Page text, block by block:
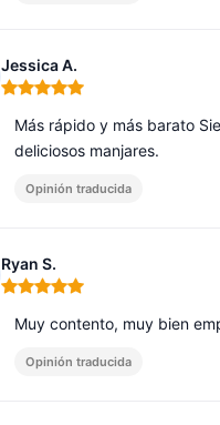
Jessica A.
Nota: 5 de 5
Más rápido y más barato
deliciosos manjares.
Opinión traducida
Ryan S.
Nota: 5 de 5
Muy contento, muy bien
Opinión traducida